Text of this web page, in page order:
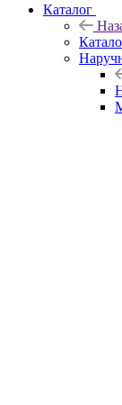
Каталог